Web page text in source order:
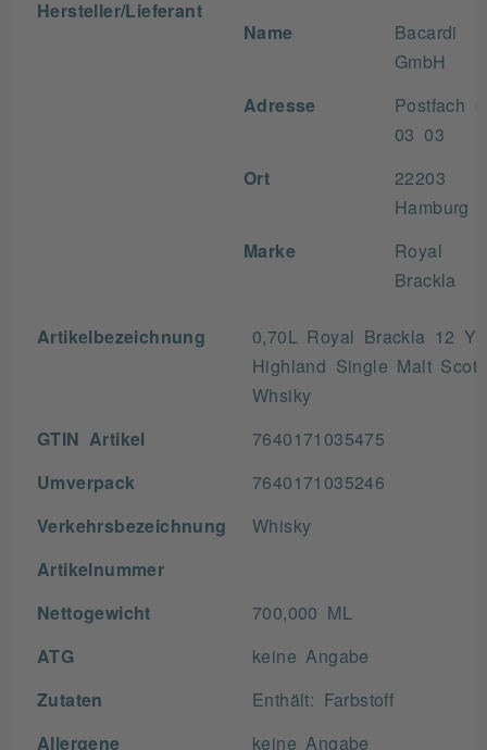
Hersteller/Lieferant
Name
Bacardi
GmbH
Adresse
Postfach
03 03
Ort
22203
Hamburg
Marke
Royal
Brackla
Artikelbezeichnung
0,70L Royal Brackla 12
Highland Single Malt
Whsiky
GTIN Artikel 7640171035475
Umverpack 7640171035246
Verkehrsbezeichnung Whisky
Artikelnummer
Nettogewicht 700,000 ML
ATG keine Angabe
Zutaten Enthält: Farbstoff
Allergene keine Angabe